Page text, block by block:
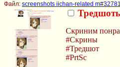
Файл: screenshots iichan-related
Скриним
#Скрины
#Тредшот
#PrtSc